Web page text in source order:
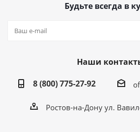
Будьте всегда в
Наши
8 (800) 775-27-92
Ростов-на-Дону ул.